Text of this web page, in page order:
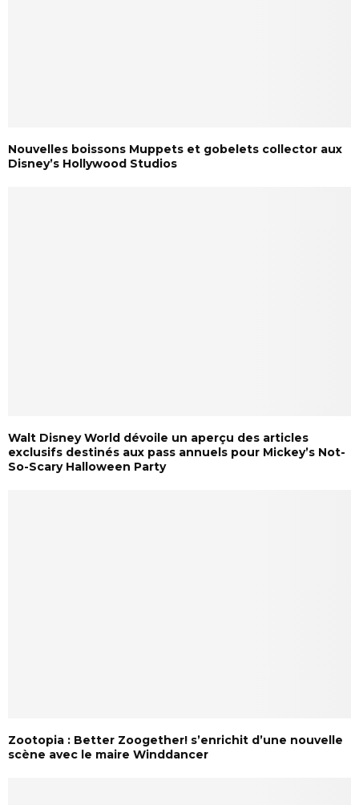
Nouvelles boissons Muppets et gobelets collector aux
Disney’s Hollywood Studios
Walt Disney World dévoile un aperçu des articles
exclusifs destinés aux pass annuels pour Mickey’s Not-
So-Scary Halloween Party
Zootopia : Better Zoogether! s’enrichit d’une nouvelle
scène avec le maire Winddancer